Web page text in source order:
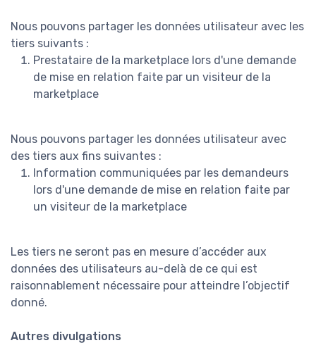
Nous pouvons partager les données utilisateur avec les
tiers suivants :
Prestataire de la marketplace lors d'une demande
de mise en relation faite par un visiteur de la
marketplace
Nous pouvons partager les données utilisateur avec
des tiers aux fins suivantes :
Information communiquées par les demandeurs
lors d'une demande de mise en relation faite par
un visiteur de la marketplace
Les tiers ne seront pas en mesure d’accéder aux
données des utilisateurs au-delà de ce qui est
raisonnablement nécessaire pour atteindre l’objectif
donné.
Autres divulgations